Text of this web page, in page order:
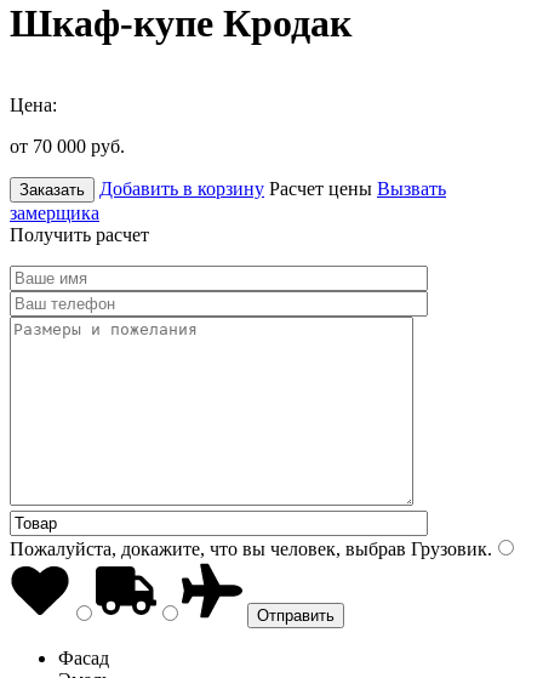
Шкаф-купе Кродак
Цена:
от 70 000 руб.
Заказать Добавить в корзину Расчет цены Вызвать
замерщика
Получить расчет
Пожалуйста, докажите, что вы человек, выбрав Грузовик.
Фасад